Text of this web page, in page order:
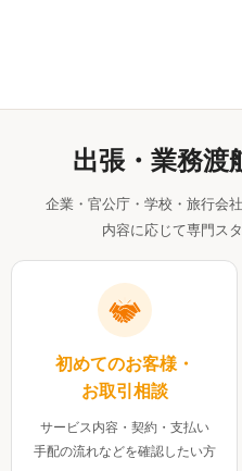
出張・業務渡
企業・官公庁・学校・旅行会
内容に応じて専門ス
初めてのお客様・
お取引相談
サービス内容・契約・支払い
手配の流れなどを確認したい方